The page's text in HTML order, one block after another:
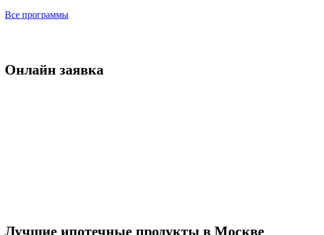
Все программы
Онлайн заявка
Лучшие ипотечные продукты в Москве